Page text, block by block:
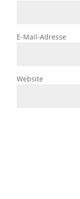
E-Mail-Adresse
Website